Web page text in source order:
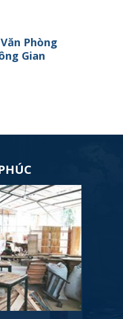
Phòng
Gian